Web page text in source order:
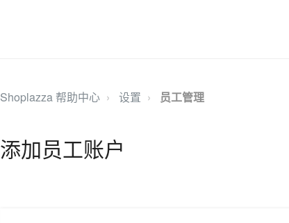
Shoplazza 帮助中心 设置 员工管理
添加员工账户